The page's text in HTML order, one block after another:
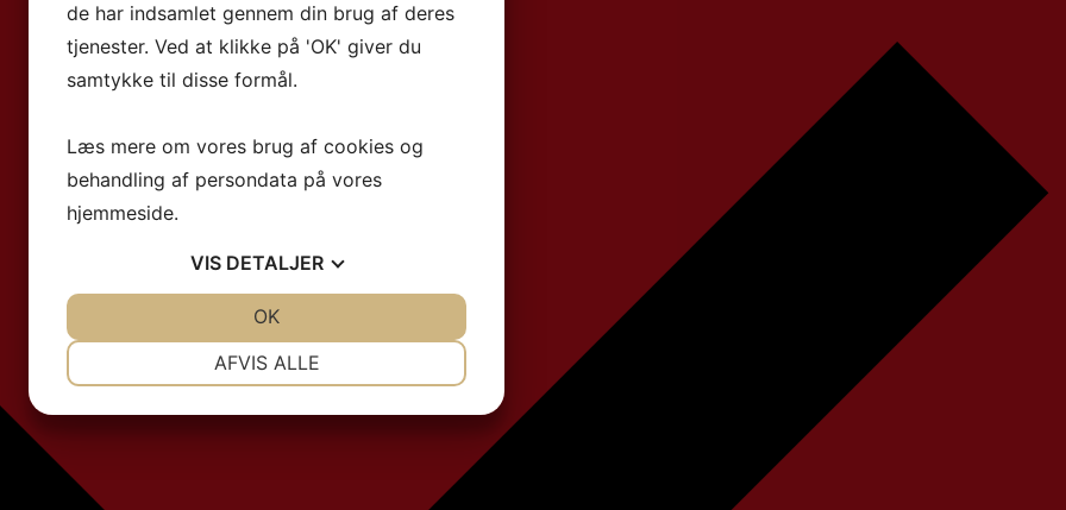
de har indsamlet gennem din brug af deres
tjenester. Ved at klikke på 'OK' giver du
samtykke til disse formål.
Læs mere om vores brug af cookies og
behandling af persondata på vores
hjemmeside.
VIS DETALJER
AFVIS ALLE
OK